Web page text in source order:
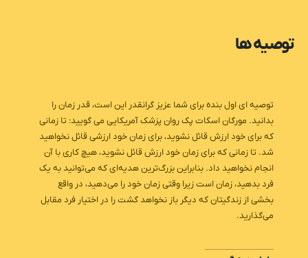
توصیه ها
توصیه ای اول بنده برای شما عزیز گرانقدر این است، قدر زمان را
بدانید. مورگان اسکات پک روان‌ پزشک آمریکایی می گویید: تا زمانی
که برای خود ارزش قائل نشوید، برای زمان خود ارزشی قائل نخواهید
شد. تا زمانی که برای زمان خود ارزش قائل نشوید، هیچ کاری با آن
انجام نخواهید داد. بنابراین بزرگ‌ترین هدیه‌ای که می‌توانید به یک
فرد بدهید، زمان است زیرا وقتی زمان خود را می‌دهید، در واقع
بخشی از زندگیتان که دیگر باز نخواهد گشت را در اختیار فرد مقابل
می‌گذارید.